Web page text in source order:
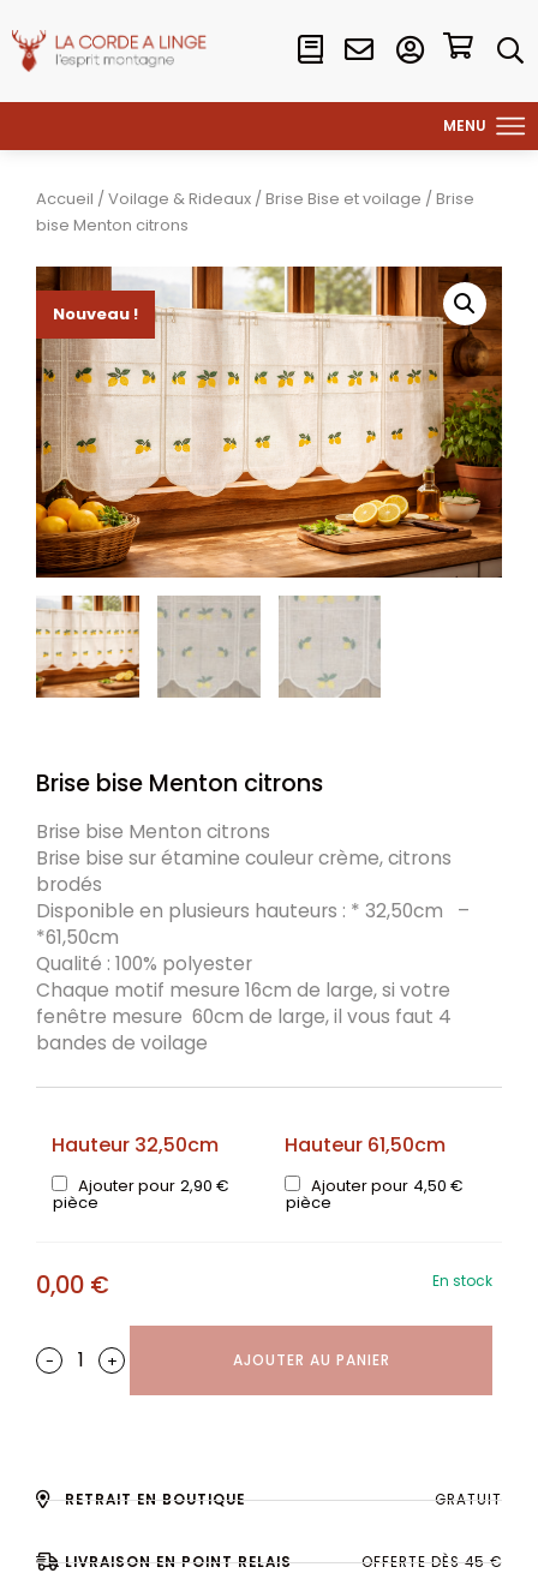
Accueil /Voilage & Rideaux / Brise Bise et voilage / Brise
bise Menton citrons
Nouveau !
Brise bise Menton citrons
Brise bise Menton citrons
Brise bise sur étamine couleur crème, citrons
brodés
Disponible en plusieurs hauteurs : * 32,50cm –
*61,50cm
Qualité : 100% polyester
Chaque motif mesure 16cm de large, si votre
fenêtre mesure 60cm de large, il vous faut 4
bandes de voilage
Hauteur 32,50cm
Ajouter pour 2,90€
pièce
Hauteur 61,50cm
Ajouter pour 4,50€
pièce
0,00 € En stock
- + AJOUTER AU PANIER
RETRAIT EN BOUTIQUE GRATUIT
LIVRAISON EN POINT RELAIS OFFERTE DÈS 45 €